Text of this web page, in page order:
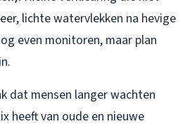
lichte watervlekken na hevige
even monitoren, maar plan
dat mensen langer wachten
heeft van oude en nieuwe